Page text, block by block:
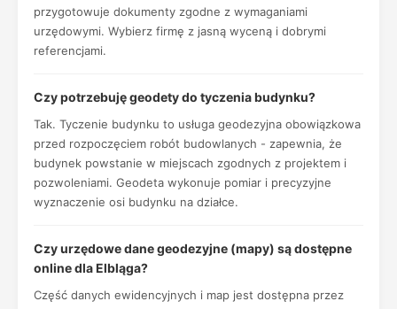
przygotowuje dokumenty zgodne z wymaganiami
urzędowymi. Wybierz firmę z jasną wyceną i dobrymi
referencjami.
Czy potrzebuję geodety do tyczenia budynku?
Tak. Tyczenie budynku to usługa geodezyjna obowiązkowa
przed rozpoczęciem robót budowlanych - zapewnia, że
budynek powstanie w miejscach zgodnych z projektem i
pozwoleniami. Geodeta wykonuje pomiar i precyzyjne
wyznaczenie osi budynku na działce.
Czy urzędowe dane geodezyjne (mapy) są dostępne
online dla Elbląga?
Część danych ewidencyjnych i map jest dostępna przez